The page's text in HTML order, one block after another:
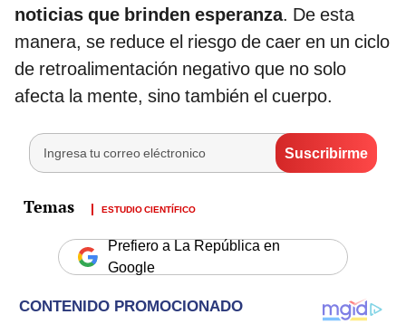
noticias que brinden esperanza. De esta
manera, se reduce el riesgo de caer en un ciclo
de retroalimentación negativo que no solo
afecta la mente, sino también el cuerpo.
ESTUDIO CIENTÍFICO
Prefiero a La República en
Google